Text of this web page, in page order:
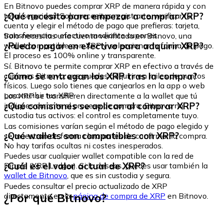
En Bitnovo puedes comprar XRP de manera rápida y con
total seguridad. Solo necesitas registrarte, verificar tu
cuenta y elegir el método de pago que prefieras: tarjeta,
transferencia o efectivo mediante cupones.
¿Qué necesito para empezar a comprar XRP?
Solo necesitas una cuenta verificada en Bitnovo, una
wallet compatible con XRP y seleccionar tu forma de pago.
El proceso es 100% online y transparente.
¿Puedo pagar en efectivo para adquirir XRP?
Sí. Bitnovo te permite comprar XRP en efectivo a través de
cupones Bitnovo, que puedes adquirir en miles de puntos
físicos. Luego solo tienes que canjearlos en la app o web
para recibir tus XRP
¿Cómo se entregan los XRP tras la compra?
Los XRP se transfieren directamente a la wallet que tú
indiques durante el proceso de compra. Bitnovo no
custodia tus activos: el control es completamente tuyo.
¿Qué comisiones se aplican al comprar XRP?
Las comisiones varían según el método de pago elegido y
se muestran de forma clara antes de confirmar la compra.
No hay tarifas ocultas ni costes inesperados.
¿Qué wallets son compatibles con XRP?
Puedes usar cualquier wallet compatible con la red de
Ripple (XRP Ledger). Si lo deseas, puedes usar también la
wallet de Bitnovo, que es sin custodia y segura.
¿Cuál es el valor actual de XRP?
Puedes consultar el precio actualizado de XRP
directamente en lapágina de compra de XRP en Bitnovo.
¿Por qué Bitnovo?